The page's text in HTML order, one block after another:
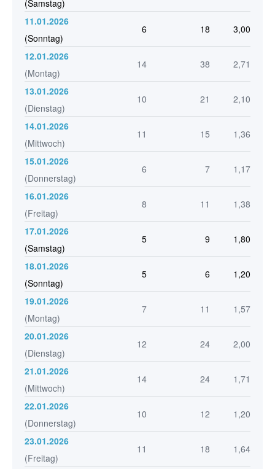
(Samstag)
11.01.2026
(Sonntag)
6 18 3,00
12.01.2026
(Montag)
14 38 2,71
13.01.2026
(Dienstag)
10 21 2,10
14.01.2026
(Mittwoch)
11 15 1,36
15.01.2026
(Donnerstag)
6 7 1,17
16.01.2026
(Freitag)
8 11 1,38
17.01.2026
(Samstag)
5 9 1,80
18.01.2026
(Sonntag)
5 6 1,20
19.01.2026
(Montag)
7 11 1,57
20.01.2026
(Dienstag)
12 24 2,00
21.01.2026
(Mittwoch)
14 24 1,71
22.01.2026
(Donnerstag)
10 12 1,20
23.01.2026
(Freitag)
11 18 1,64